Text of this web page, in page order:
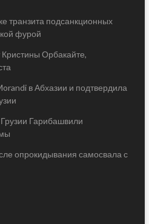
транзита подсанкционных
фурой
Орбакайте,
в Абхазии и подтвердила
Гарибашвили
опрокидывания самосвала с